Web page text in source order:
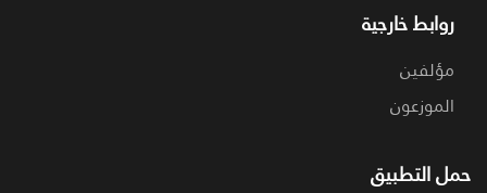
روابط خارجية
مؤلفين
الموزعون
حمل التطبيق